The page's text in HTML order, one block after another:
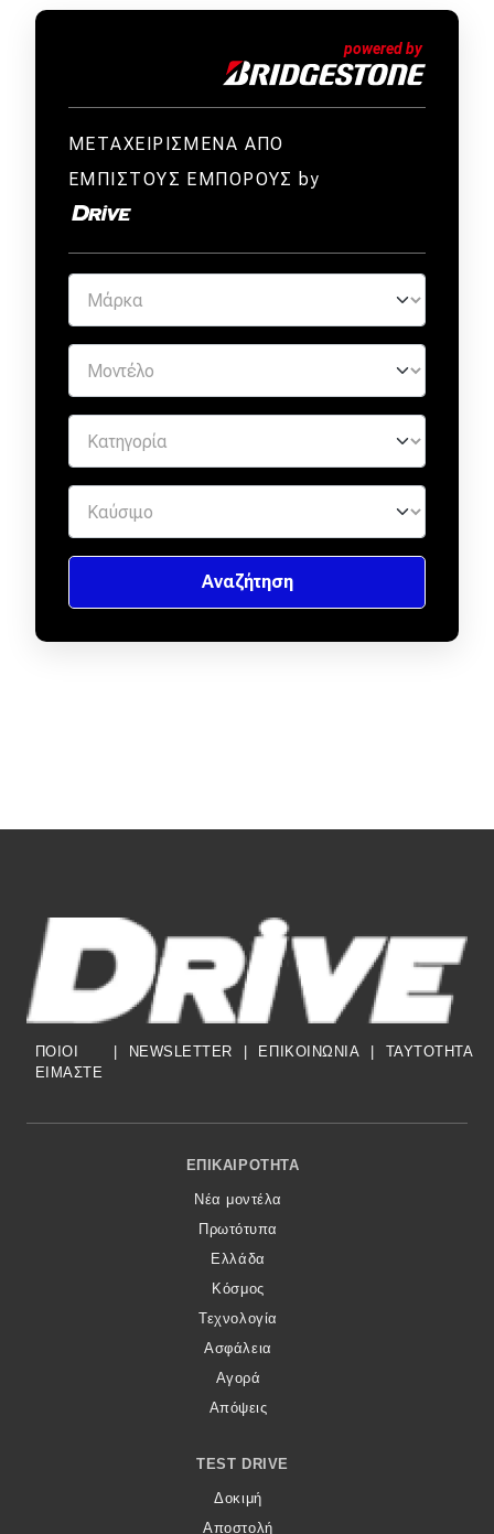
ΜΕΤΑΧΕΙΡΙΣΜΕΝΑ ΑΠΟ
ΕΜΠΙΣΤΟΥΣ ΕΜΠΟΡΟΥΣ by
ΠΟΙΟΙ
ΕΙΜΑΣΤΕ
| NEWSLETTER | ΕΠΙΚΟΙΝΩΝΙΑ | TAYTOTHTA
Footer Menu
ΕΠΙΚΑΙΡΌΤΗΤΑ
Νέα μοντέλα
Πρωτότυπα
Ελλάδα
Κόσμος
Τεχνολογία
Ασφάλεια
Αγορά
Απόψεις
TEST DRIVE
Δοκιμή
Αποστολή